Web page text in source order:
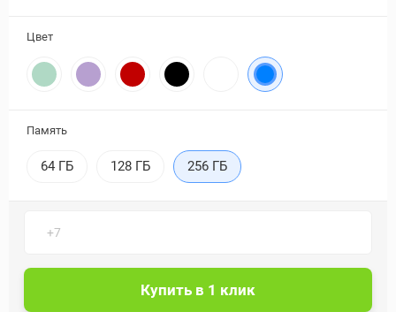
Цвет
Память
64 ГБ 128 ГБ 256 ГБ